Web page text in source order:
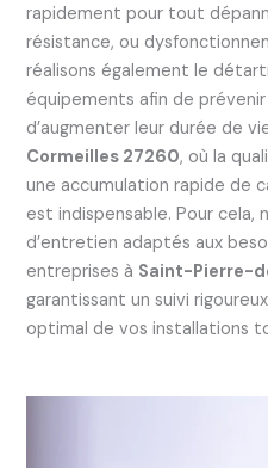
rapidement pour tout
résistance, ou
réalisons également le
équipements afin de
d’augmenter leur durée de
Cormeilles 27260, où la
une accumulation rapide de
est indispensable. Pour
d’entretien adaptés aux
entreprises à Saint-Pierre-
garantissant un suivi
optimal de vos installations